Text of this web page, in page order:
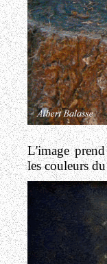
L'image
les couleurs